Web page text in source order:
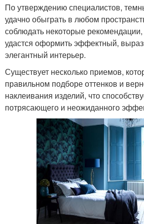
По утверждению специалистов,
удачно обыграть в любом
соблюдать некоторые
удастся оформить эффектный,
элегантный интерьер.
Существует несколько приемов,
правильном подборе оттенков и
наклеивания изделий, что
потрясающего и неожиданного